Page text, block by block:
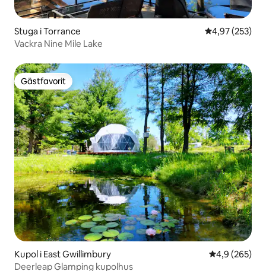
Stuga i Torrance 4,97 av 5 i
4,97 (253)
Vackra Nine Mile Lake
Gästfavorit
Gästfavorit
Kupol i East Gwillimbury 4,9 av 5 i
4,9 (265)
Deerleap Glamping kupolhus